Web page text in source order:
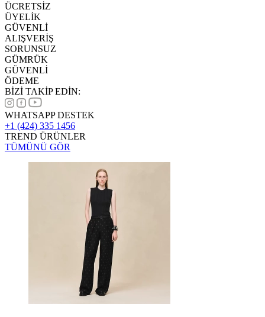
ÜCRETSİZ
ÜYELİK
GÜVENLİ
ALIŞVERİŞ
SORUNSUZ
GÜMRÜK
GÜVENLİ
ÖDEME
BİZİ TAKİP EDİN:
WHATSAPP DESTEK
+1 (424) 335 1456
TREND ÜRÜNLER
TÜMÜNÜ GÖR